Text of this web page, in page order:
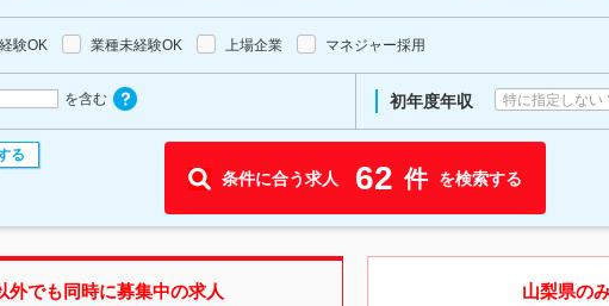
験OK 業種未経験OK 上場企業 マネジャー採用
を含む 初年度年収 特に指定しない
る
条件に合う求人 62 件 を検索する
外でも同時に募集中の求人 山梨県の